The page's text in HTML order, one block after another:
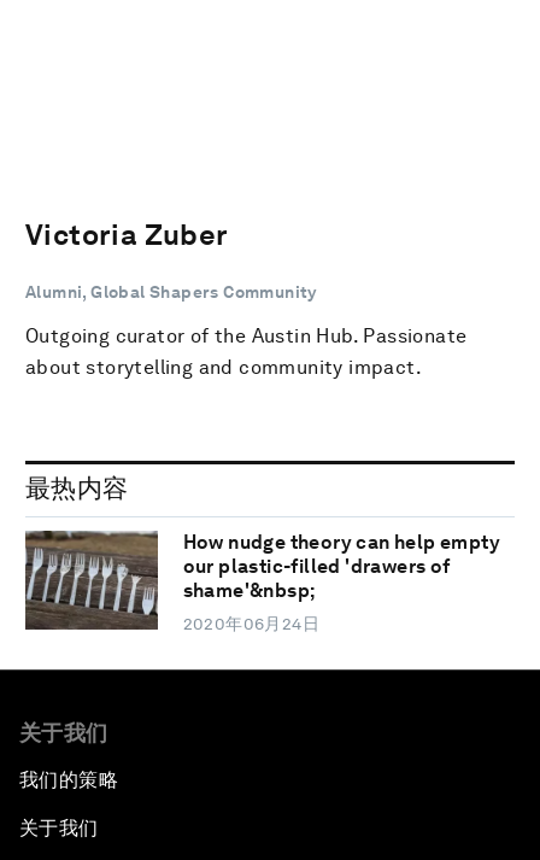
Victoria Zuber
Alumni, Global Shapers Community
Outgoing curator of the Austin Hub. Passionate
about storytelling and community impact.
最热内容
How nudge theory can help empty
our plastic-filled 'drawers of
shame'&nbsp;
2020年06月24日
关于我们
我们的策略
关于我们